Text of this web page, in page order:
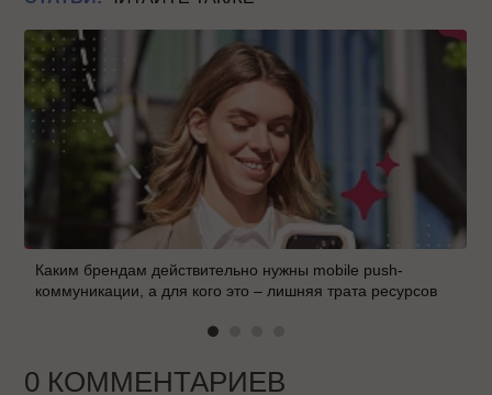
Каким брендам действительно нужны mobile push-
коммуникации, а для кого это – лишняя трата ресурсов
0 КОММЕНТАРИЕВ